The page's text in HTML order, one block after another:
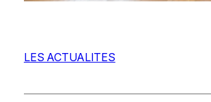
LES ACTUALITES